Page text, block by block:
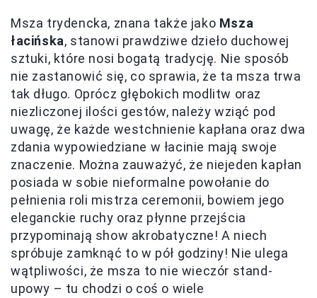
Msza trydencka, znana także jako Msza
łacińska, stanowi prawdziwe dzieło duchowej
sztuki, które nosi bogatą tradycję. Nie sposób
nie zastanowić się, co sprawia, że ta msza trwa
tak długo. Oprócz głębokich modlitw oraz
niezliczonej ilości gestów, należy wziąć pod
uwagę, że każde westchnienie kapłana oraz dwa
zdania wypowiedziane w łacinie mają swoje
znaczenie. Można zauważyć, że niejeden kapłan
posiada w sobie nieformalne powołanie do
pełnienia roli mistrza ceremonii, bowiem jego
eleganckie ruchy oraz płynne przejścia
przypominają show akrobatyczne! A niech
spróbuje zamknąć to w pół godziny! Nie ulega
wątpliwości, że msza to nie wieczór stand-
upowy – tu chodzi o coś o wiele